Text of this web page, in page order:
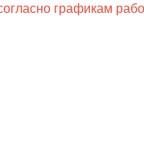
графикам